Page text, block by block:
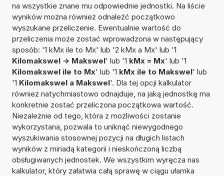
na wszystkie znane mu odpowiednie jednostki. Na liście
wyników można również odnaleźć początkowo
wyszukane przeliczenie. Ewentualnie wartość do
przeliczenia może zostać wprowadzona w następujący
sposób: '1 kMx ile to Mx' lub '2 kMx a Mx' lub '1
Kilomakswel -> Makswel' lub '1 kMx = Mx' lub '1
Kilomakswel ile to Mx' lub '1 kMx ile to Makswel' lub
'1 Kilomakswel a Makswel'. Dla tej opcji kalkulator
również natychmiastowo odnajduje, na jaką jednostkę ma
konkretnie zostać przeliczona początkowa wartość.
Niezależnie od tego, która z możliwości zostanie
wykorzystana, pozwala to uniknąć niewygodnego
wyszukiwania stosownej pozycji na długich listach
wyników z miriadą kategorii i nieskończoną liczbą
obsługiwanych jednostek. We wszystkim wyręcza nas
kalkulator, który załatwia całą sprawę w ciągu ułamka